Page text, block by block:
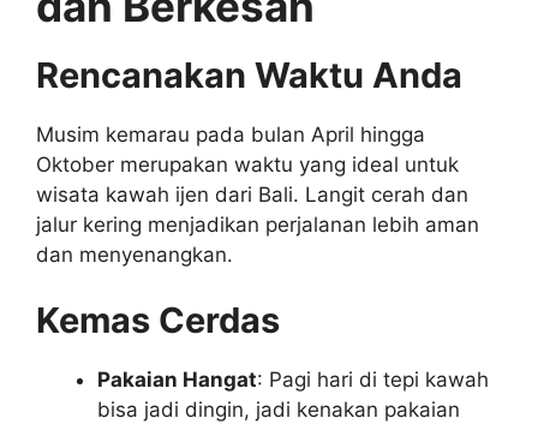
Rencanakan Waktu Anda
Musim kemarau pada bulan April hingga
Oktober merupakan waktu yang ideal untuk
wisata kawah ijen dari Bali. Langit cerah dan
jalur kering menjadikan perjalanan lebih aman
dan menyenangkan.
Kemas Cerdas
Pakaian Hangat: Pagi hari di tepi kawah
bisa jadi dingin, jadi kenakan pakaian